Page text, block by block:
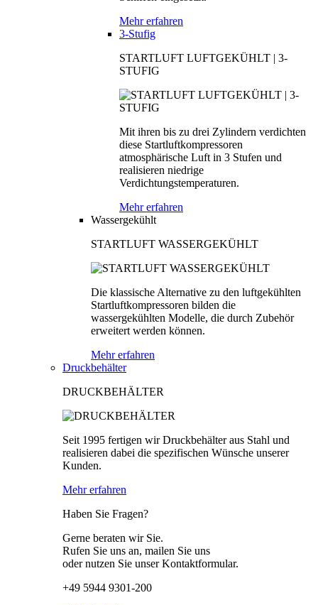
Mehr erfahren
3-Stufig
STARTLUFT LUFTGEKÜHLT | 3-
STUFIG
Mit ihren bis zu drei Zylindern verdichten
diese Startluftkompressoren
atmosphärische Luft in 3 Stufen und
realisieren niedrige
Verdichtungstemperaturen.
Mehr erfahren
Wassergekühlt
STARTLUFT WASSERGEKÜHLT
Die klassische Alternative zu den luftgekühlten
Startluftkompressoren bilden die
wassergekühlten Modelle, die durch Zubehör
erweitert werden können.
Mehr erfahren
Druckbehälter
DRUCKBEHÄLTER
Seit 1995 fertigen wir Druckbehälter aus Stahl und
realisieren dabei die spezifischen Wünsche unserer
Kunden.
Mehr erfahren
Haben Sie Fragen?
Gerne beraten wir Sie.
Rufen Sie uns an, mailen Sie uns
oder nutzen Sie unser Kontaktformular.
+49 5944 9301-200